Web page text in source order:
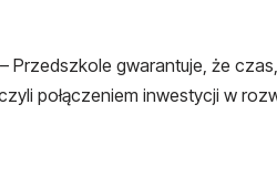
Przedszkole gwarantuje, że
połączeniem inwestycji w